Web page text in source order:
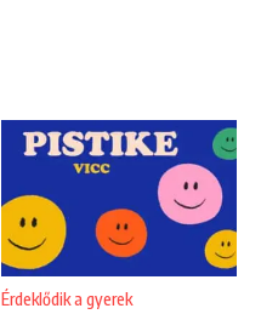
Érdeklődik a gyerek